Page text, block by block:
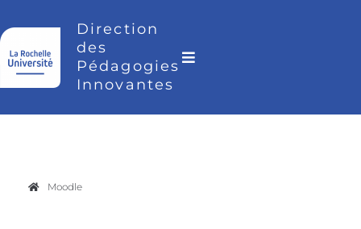
Direction
des
Pédagogies
Innovantes
Moodle